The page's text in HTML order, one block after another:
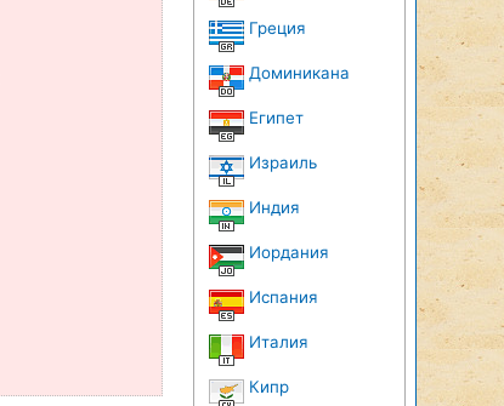
Греция
Доминикана
Египет
Израиль
Индия
Иордания
Испания
Италия
Кипр